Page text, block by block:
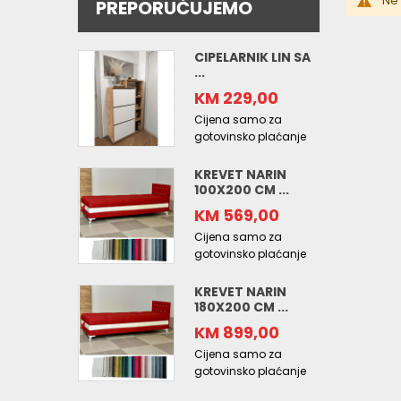
PREPORUČUJEMO
CIPELARNIK LIN SA
...
KM 229,00
Cijena samo za
gotovinsko plaćanje
KREVET NARIN
100X200 CM ...
KM 569,00
Cijena samo za
gotovinsko plaćanje
KREVET NARIN
180X200 CM ...
KM 899,00
Cijena samo za
gotovinsko plaćanje